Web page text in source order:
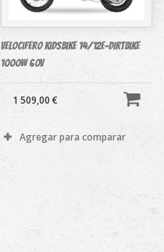
Velocifero Kidsbike 14/12E-Dirtbike
1000W 60V
1 509,00 €
Agregar para comparar